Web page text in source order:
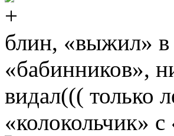
блин, «выжил»
«бабинников»,
видал((( только
«колокольчик»